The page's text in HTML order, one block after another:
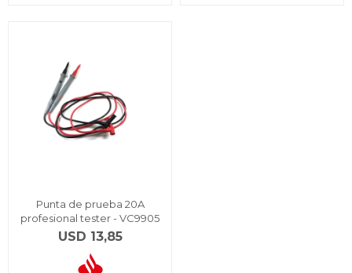
Punta de prueba 20A
profesional tester - VC9905
USD 13,85